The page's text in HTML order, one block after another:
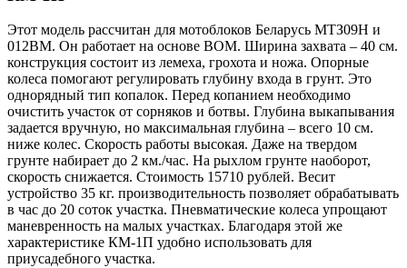
Этот модель рассчитан для мотоблоков Беларусь МТЗ09Н и
012ВМ. Он работает на основе ВОМ. Ширина захвата – 40 см.
конструкция состоит из лемеха, грохота и ножа. Опорные
колеса помогают регулировать глубину входа в грунт. Это
однорядный тип копалок. Перед копанием необходимо
очистить участок от сорняков и ботвы. Глубина выкапывания
задается вручную, но максимальная глубина – всего 10 см.
ниже колес. Скорость работы высокая. Даже на твердом
грунте набирает до 2 км./час. На рыхлом грунте наоборот,
скорость снижается. Стоимость 15710 рублей. Весит
устройство 35 кг. производительность позволяет обрабатывать
в час до 20 соток участка. Пневматические колеса упрощают
маневренность на малых участках. Благодаря этой же
характеристике КМ-1П удобно использовать для
приусадебного участка.